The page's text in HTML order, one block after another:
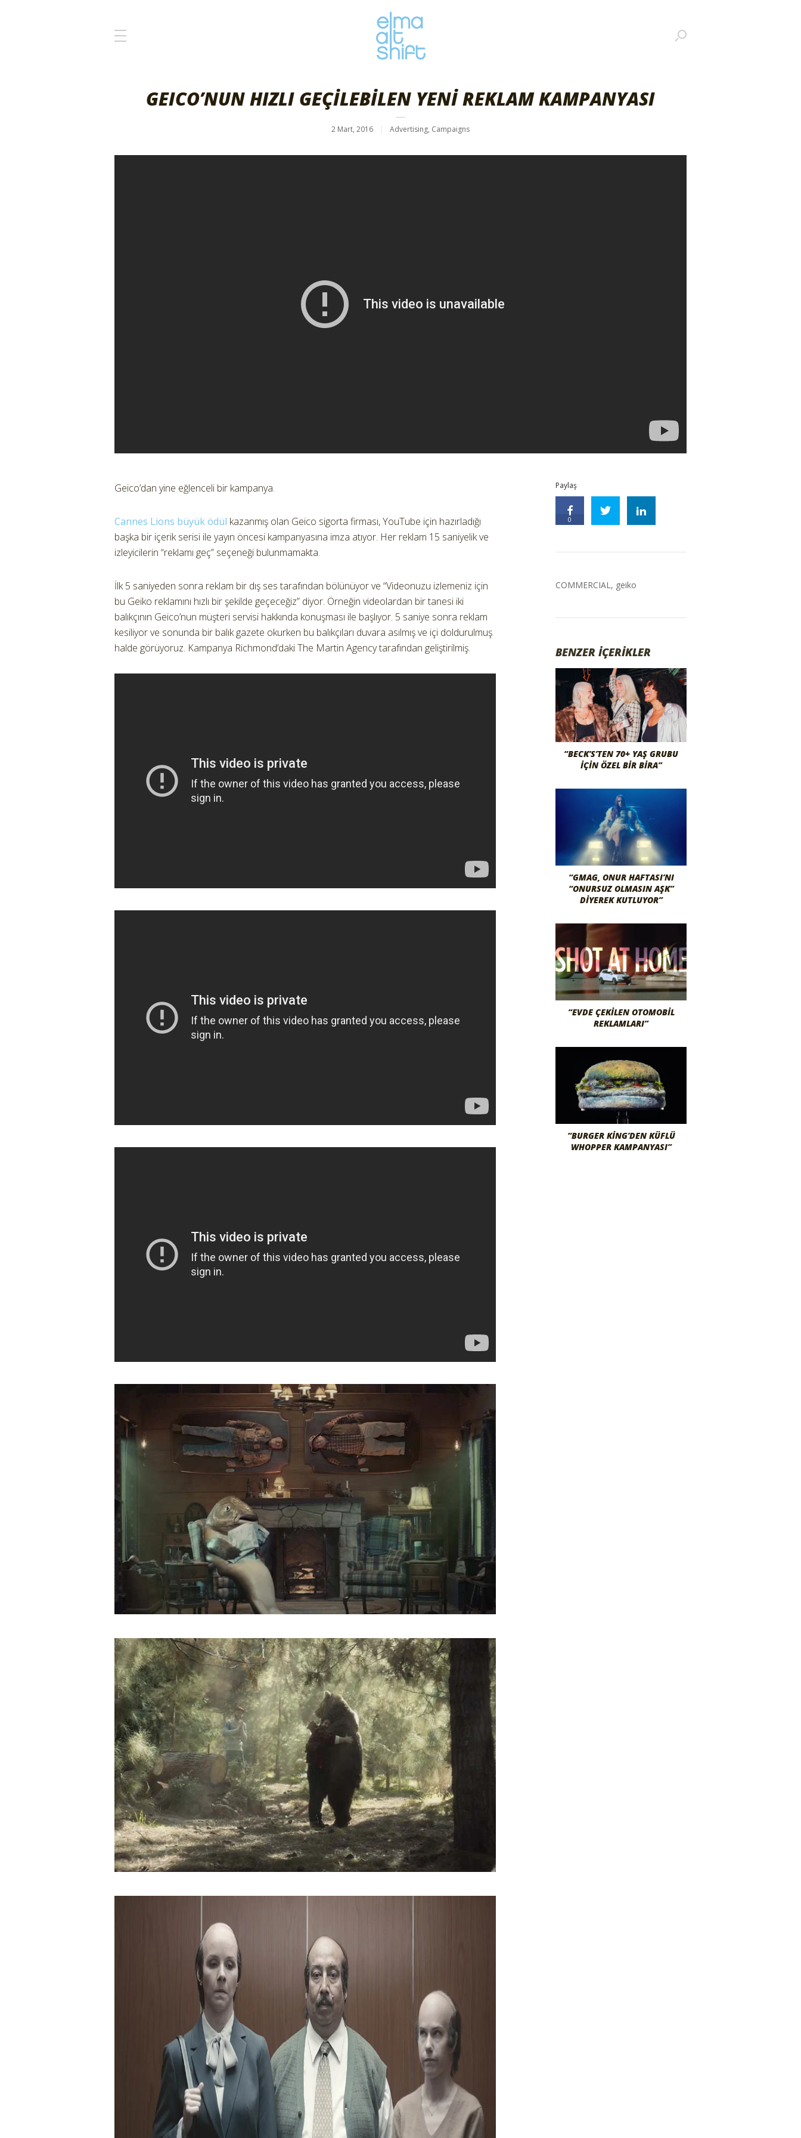
GEICO’NUN HIZLI GEÇİLEBİLEN YENİ REKLAM KAMPANYASI
2 Mart, 2016 Advertising, Campaigns
Geico’dan yine eğlenceli bir kampanya.
Cannes Lions büyük ödül kazanmış olan Geico sigorta firması, YouTube için hazırladığı
başka bir içerik serisi ile yayın öncesi kampanyasına imza atıyor. Her reklam 15 saniyelik ve
izleyicilerin “reklamı geç” seçeneği bulunmamakta.
İlk 5 saniyeden sonra reklam bir dış ses tarafından bölünüyor ve “Videonuzu izlemeniz için
bu Geiko reklamını hızlı bir şekilde geçeceğiz” diyor. Örneğin videolardan bir tanesi iki
balıkçının Geico’nun müşteri servisi hakkında konuşması ile başlıyor. 5 saniye sonra reklam
kesiliyor ve sonunda bir balık gazete okurken bu balıkçıları duvara asılmış ve içi doldurulmuş
halde görüyoruz. Kampanya Richmond’daki The Martin Agency tarafından geliştirilmiş.
Paylaş
0
COMMERCIAL, geiko
BENZER İÇERİKLER
“BECK’S’TEN 70+ YAŞ GRUBU
İÇIN ÖZEL BIR BIRA”
“GMAG, ONUR HAFTASI’NI
“ONURSUZ OLMASIN AŞK”
DIYEREK KUTLUYOR”
“EVDE ÇEKILEN OTOMOBIL
REKLAMLARI”
“BURGER KING’DEN KÜFLÜ
WHOPPER KAMPANYASI”